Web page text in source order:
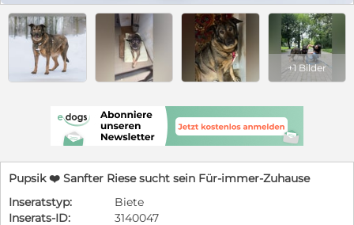
+1 Bilder
Pupsik ❤️ Sanfter Riese sucht sein Für-immer-Zuhause
Inseratstyp:
Biete
Inserats-ID:
3140047